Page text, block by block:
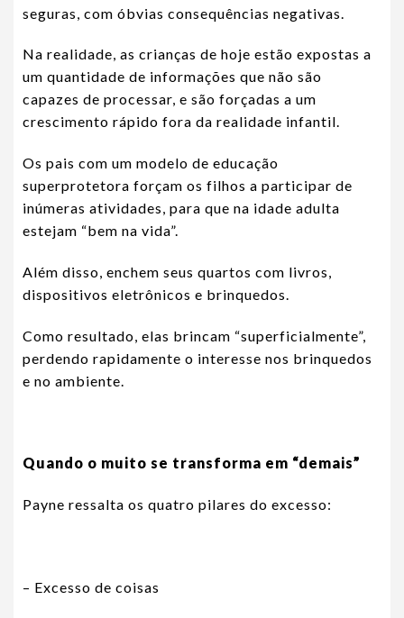
seguras, com óbvias consequências negativas.
Na realidade, as crianças de hoje estão expostas a
um quantidade de informações que não são
capazes de processar, e são forçadas a um
crescimento rápido fora da realidade infantil.
Os pais com um modelo de educação
superprotetora forçam os filhos a participar de
inúmeras atividades, para que na idade adulta
estejam “bem na vida”.
Além disso, enchem seus quartos com livros,
dispositivos eletrônicos e brinquedos.
Como resultado, elas brincam “superficialmente”,
perdendo rapidamente o interesse nos brinquedos
e no ambiente.
Quando o muito se transforma em “demais”
Payne ressalta os quatro pilares do excesso:
– Excesso de coisas